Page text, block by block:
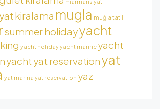
marmaris yat
kiralama mugla muğla tatil
summer holidayyacht
yacht holidayyacht marine yacht
yacht yat reservationyat
yat marina yat reservation yaz